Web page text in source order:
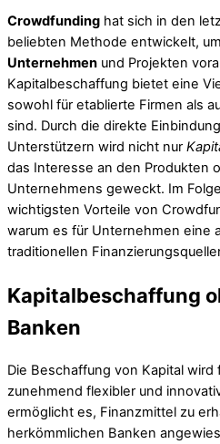
Crowdfunding hat sich in den
beliebten Methode entwickelt,
Unternehmen und Projekten
Kapitalbeschaffung bietet eine
sowohl für etablierte Firmen als
sind. Durch die direkte
Unterstützern wird nicht nur
das Interesse an den Produkten
Unternehmens geweckt. Im
wichtigsten Vorteile von
warum es für Unternehmen eine
traditionellen
Kapitalbeschaffung
Banken
Die Beschaffung von Kapital
zunehmend flexibler und
ermöglicht es, Finanzmittel zu
herkömmlichen Banken